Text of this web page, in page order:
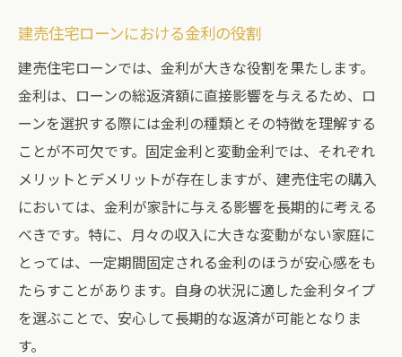
将来の生活変化を見据えたローン選び
家族構成やライフプランに応じたローンの
選択
ライフスタイルの変化に対応する返済プラ
ン
快適な生活を維持するためのローン計画
将来の収入見通しを考慮した建売住宅ローンの
組み方
収入予測に基づく安全なローン選択
建売住宅ローンにおける金利の役割
建売住宅ローンでは、金利が大きな役割を果たします。
金利は、ローンの総返済額に直接影響を与えるため、ロ
ーンを選択する際には金利の種類とその特徴を理解する
ことが不可欠です。固定金利と変動金利では、それぞれ
メリットとデメリットが存在しますが、建売住宅の購入
においては、金利が家計に与える影響を長期的に考える
べきです。特に、月々の収入に大きな変動がない家庭に
とっては、一定期間固定される金利のほうが安心感をも
たらすことがあります。自身の状況に適した金利タイプ
を選ぶことで、安心して長期的な返済が可能となりま
す。